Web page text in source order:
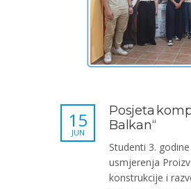
Posjeta
Balkan“
15
JUN
Studenti 3.
usmjerenja
konstrukcije i